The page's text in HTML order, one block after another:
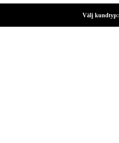
Välj kundtyp: